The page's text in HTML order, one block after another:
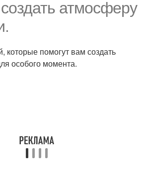
атмосферу
которые помогут вам создать
особого момента.